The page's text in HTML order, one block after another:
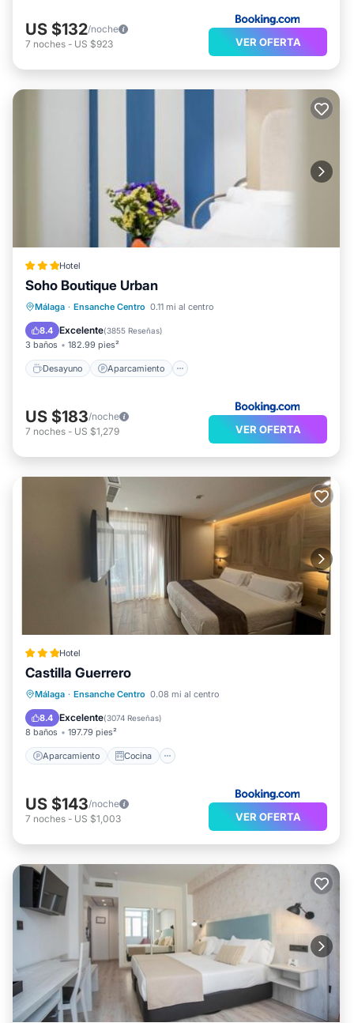
US $132/noche
7 noches - US $923 VER OFERTA
Hotel
Soho Boutique Urban
Málaga · Ensanche Centro 0.11 mi al centro
8.4 Excelente(3855 Reseñas)
3 baños 182.99 pies²
Desayuno Aparcamiento
Desayuno
Aparcamiento
Aire acondicionado
US $183/noche
7 noches - US $1,279 VER OFERTA
Hotel
Castilla Guerrero
Málaga · Ensanche Centro 0.08 mi al centro
8.4 Excelente(3074 Reseñas)
8 baños 197.79 pies²
Aparcamiento Cocina
Aparcamiento
Cocina
Aire acondicionado
US $143/noche
7 noches - US $1,003 VER OFERTA